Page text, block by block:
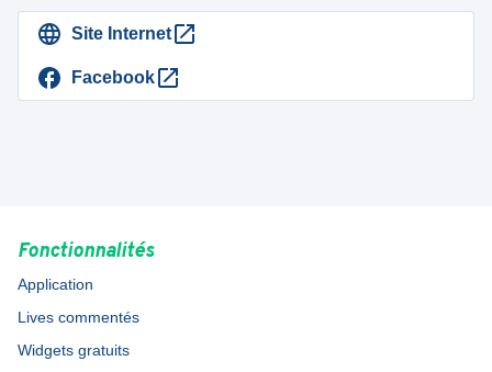
Site Internet
Facebook
Fonctionnalités
Application
Lives commentés
Widgets gratuits